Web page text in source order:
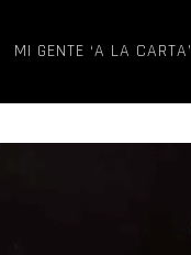
MI GENTE ‘A LA CARTA’